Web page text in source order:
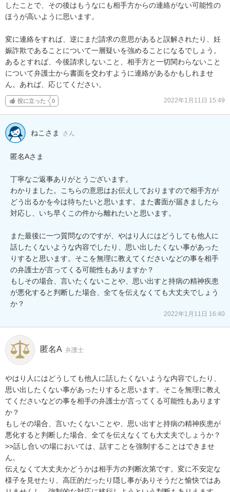
したことで、その後はもうなにも相手方からの連絡がない可能性の
ほうが高いように思います。
変に連絡をすれば、逆にまだ請求の意思があると誤解されたり、妊
娠詐欺であることについて一層疑いを強めることになるでしょう。
あるとすれば、今後請求しないこと、相手方と一切関わらないこと
について弁護士から書面を交わすように連絡があるかもしれませ
ん。あれば、応じてください。
役に立った 0 2022年1月11日 15:49
ねこさま さん
匿名Aさま
丁寧なご返事ありがとうございます。
わかりました。こちらの意思はお伝えしておりますので相手方が
どう出るかを今は待ちたいと思います。また書面が届きましたら
対応し、いち早くこの件から離れたいと思います。
また最後に一つ質問なのですが、やはり人にはどうしても他人に
話したくないような内容でしたり、思い出したくない事があった
りすると思います。そこを無理に教えてくださいなどの事を相手
の弁護士が言ってくる可能性もありますか？
もしその場合、言いたくないことや、思い出すと持病の精神疾患
が悪化すると判断した場合、全てを伝えなくても大丈夫でしょう
か？
2022年1月11日 16:40
匿名A 弁護士
やはり人にはどうしても他人に話したくないような内容でしたり、
思い出したくない事があったりすると思います。そこを無理に教え
てくださいなどの事を相手の弁護士が言ってくる可能性もあります
か？
もしその場合、言いたくないことや、思い出すと持病の精神疾患が
悪化すると判断した場合、全てを伝えなくても大丈夫でしょうか？
>>話し合いの場においては、話すことを強制することはできませ
ん。
伝えなくて大丈夫かどうかは相手方の判断次第です。変に不安定な
様子を見せたり、高圧的だったり隠し事がありそうだと愉快ではあ